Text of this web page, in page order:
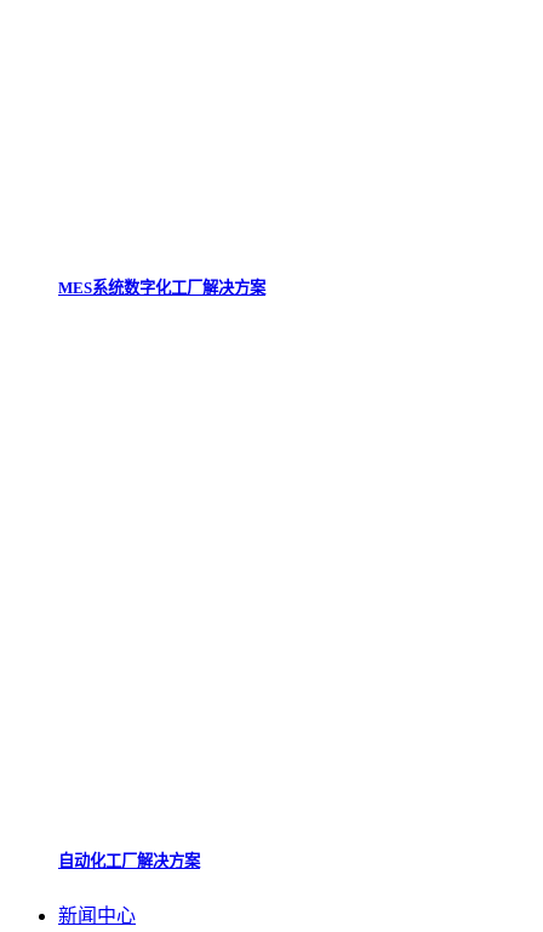
MES系统数字化工厂解决方案
自动化工厂解决方案
新闻中心